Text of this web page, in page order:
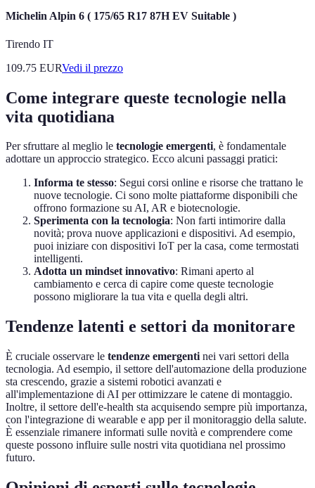
Michelin Alpin 6 ( 175/65 R17 87H EV Suitable )
Tirendo IT
109.75 EURVedi il prezzo
Come integrare queste tecnologie nella
vita quotidiana
Per sfruttare al meglio le tecnologie emergenti, è fondamentale
adottare un approccio strategico. Ecco alcuni passaggi pratici:
Informa te stesso: Segui corsi online e risorse che trattano le
nuove tecnologie. Ci sono molte piattaforme disponibili che
offrono formazione su AI, AR e biotecnologie.
Sperimenta con la tecnologia: Non farti intimorire dalla
novità; prova nuove applicazioni e dispositivi. Ad esempio,
puoi iniziare con dispositivi IoT per la casa, come termostati
intelligenti.
Adotta un mindset innovativo: Rimani aperto al
cambiamento e cerca di capire come queste tecnologie
possono migliorare la tua vita e quella degli altri.
Tendenze latenti e settori da monitorare
È cruciale osservare le tendenze emergenti nei vari settori della
tecnologia. Ad esempio, il settore dell'automazione della produzione
sta crescendo, grazie a sistemi robotici avanzati e
all'implementazione di AI per ottimizzare le catene di montaggio.
Inoltre, il settore dell'e-health sta acquisendo sempre più importanza,
con l'integrazione di wearable e app per il monitoraggio della salute.
È essenziale rimanere informati sulle novità e comprendere come
queste possono influire sulle nostri vita quotidiana nel prossimo
futuro.